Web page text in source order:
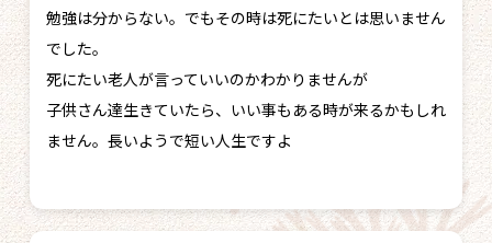
勉強は分からない。でもその時は死にたいとは思いません
でした。
死にたい老人が言っていいのかわかりませんが
子供さん達生きていたら、いい事もある時が来るかもしれ
ません。長いようで短い人生ですよ